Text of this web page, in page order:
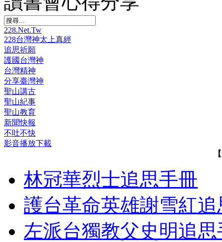
228.Net.Tw
228台灣神太上真經
追思祈願
護國台灣神
台灣精神
分享臺灣神
聖山講古
聖山紀事
聖山教育
新聞快報
不吐不快
影音播放下載
林冠華烈士追思手冊
護台革命英雄謝雪紅
左派台獨教父史明追思